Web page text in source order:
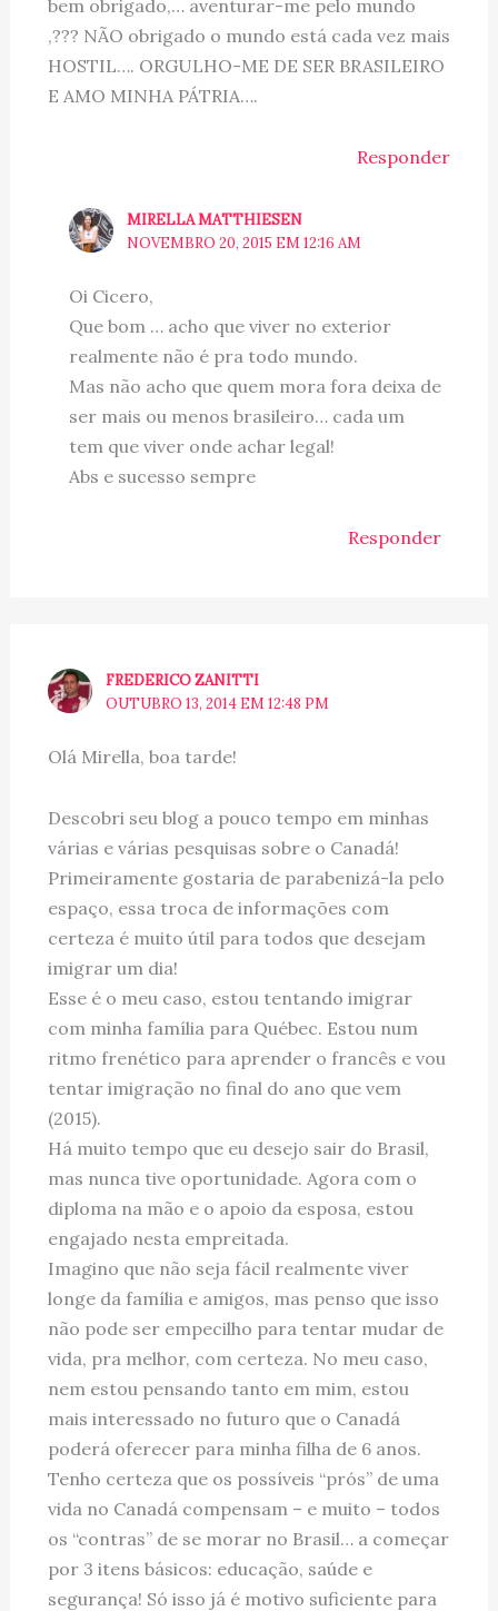
bem obrigado,… aventurar-me pelo mundo
,??? NÃO obrigado o mundo está cada vez mais
HOSTIL…. ORGULHO-ME DE SER BRASILEIRO
E AMO MINHA PÁTRIA….
Responder
MIRELLA MATTHIESEN
NOVEMBRO 20, 2015 EM 12:16 AM
Oi Cicero,
Que bom … acho que viver no exterior
realmente não é pra todo mundo.
Mas não acho que quem mora fora deixa de
ser mais ou menos brasileiro… cada um
tem que viver onde achar legal!
Abs e sucesso sempre
Responder
FREDERICO ZANITTI
OUTUBRO 13, 2014 EM 12:48 PM
Olá Mirella, boa tarde!
Descobri seu blog a pouco tempo em minhas
várias e várias pesquisas sobre o Canadá!
Primeiramente gostaria de parabenizá-la pelo
espaço, essa troca de informações com
certeza é muito útil para todos que desejam
imigrar um dia!
Esse é o meu caso, estou tentando imigrar
com minha família para Québec. Estou num
ritmo frenético para aprender o francês e vou
tentar imigração no final do ano que vem
(2015).
Há muito tempo que eu desejo sair do Brasil,
mas nunca tive oportunidade. Agora com o
diploma na mão e o apoio da esposa, estou
engajado nesta empreitada.
Imagino que não seja fácil realmente viver
longe da família e amigos, mas penso que isso
não pode ser empecilho para tentar mudar de
vida, pra melhor, com certeza. No meu caso,
nem estou pensando tanto em mim, estou
mais interessado no futuro que o Canadá
poderá oferecer para minha filha de 6 anos.
Tenho certeza que os possíveis “prós” de uma
vida no Canadá compensam – e muito – todos
os “contras” de se morar no Brasil… a começar
por 3 itens básicos: educação, saúde e
segurança! Só isso já é motivo suficiente para